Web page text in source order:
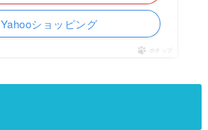
Yahooショッピング
ポチップ